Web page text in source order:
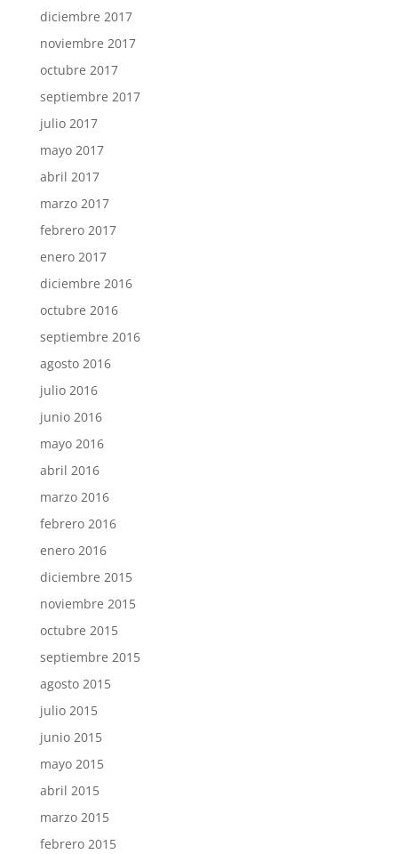
diciembre 2017
noviembre 2017
octubre 2017
septiembre 2017
julio 2017
mayo 2017
abril 2017
marzo 2017
febrero 2017
enero 2017
diciembre 2016
octubre 2016
septiembre 2016
agosto 2016
julio 2016
junio 2016
mayo 2016
abril 2016
marzo 2016
febrero 2016
enero 2016
diciembre 2015
noviembre 2015
octubre 2015
septiembre 2015
agosto 2015
julio 2015
junio 2015
mayo 2015
abril 2015
marzo 2015
febrero 2015